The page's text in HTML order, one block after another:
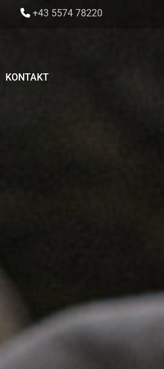
 +43 5574 78220
KONTAKT